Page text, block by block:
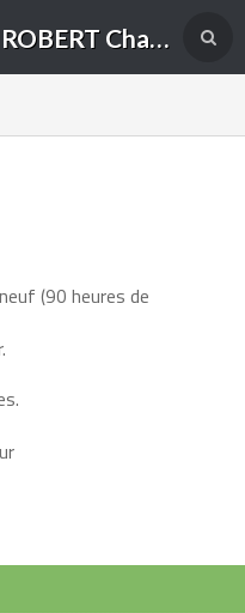
SARL COUTURIER ROBERT Charpente-Couverture-Menuiserie Bois et PVC à Yenne (73)
(90 heures de